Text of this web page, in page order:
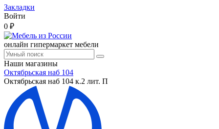
Закладки
Войти
0 ₽
онлайн гипермаркет мебели
Наши магазины
Октябрьская наб 104
Октябрьская наб 104 к.2 лит. П